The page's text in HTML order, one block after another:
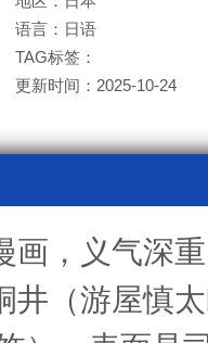
语言：日语
TAG标签：
更新时间：2025-10-24
画，义气深
井（游屋慎